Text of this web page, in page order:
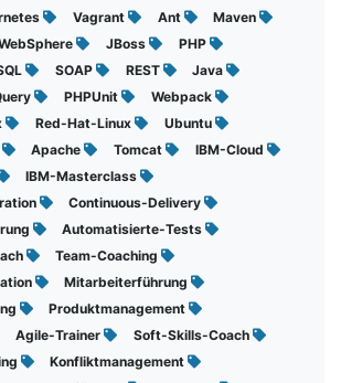
Vagrant Ant
Maven
JBoss
PHP
SOAP REST
Java
PHPUnit
Webpack
Red-Hat-Linux
Ubuntu
Apache Tomcat
IBM-Cloud
IBM-Masterclass
Continuous-Delivery
Automatisierte-Tests
Team-Coaching
Mitarbeiterführung
Produktmanagement
Agile-Trainer
Soft-Skills-Coach
Konfliktmanagement